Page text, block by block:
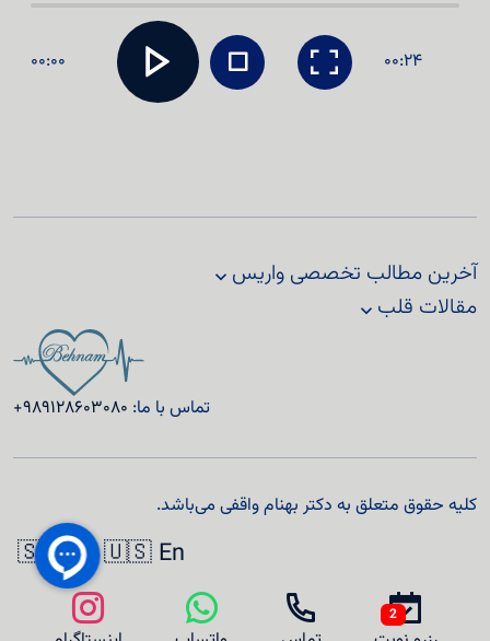
2
00:00 00:24
آخرین مطالب تخصصی واریس
مقالات قلب
تماس با ما: +989128603080
کلیه حقوق متعلق به دکتر بهنام واقفی می‌باشد.
🇺🇸 En
🇸🇦 Ar